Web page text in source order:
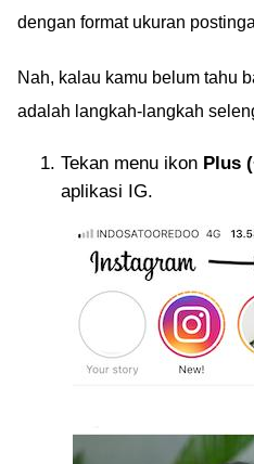
dengan format ukuran
Nah, kalau kamu belum tahu
adalah langkah-langkah
Tekan menu ikon Plus
aplikasi IG.